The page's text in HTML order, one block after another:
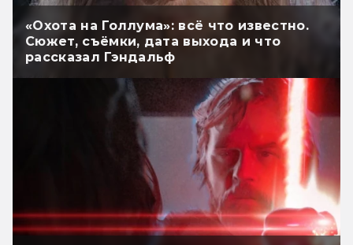
«Охота на Голлума»: всё что известно.
Сюжет, съёмки, дата выхода и что
рассказал Гэндальф